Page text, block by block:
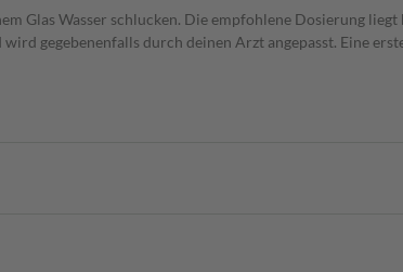
Glas Wasser schlucken. Die empfohlene Dosierung
gegebenenfalls durch deinen Arzt angepasst. Eine